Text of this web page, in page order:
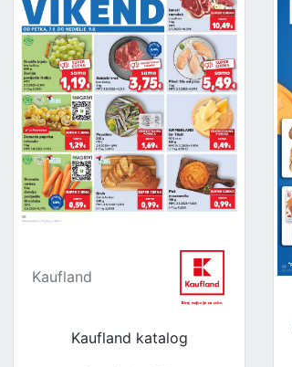
Kaufland
Kaufland katalog